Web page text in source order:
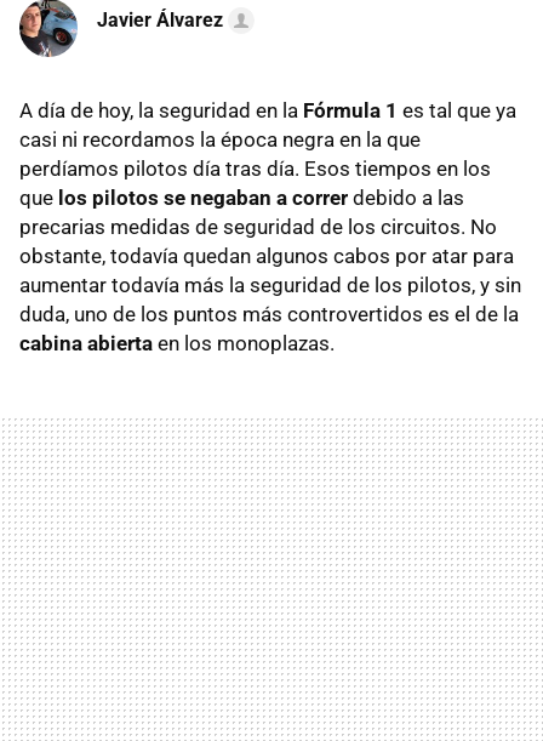
Javier Álvarez
A día de hoy, la seguridad en la Fórmula 1 es tal que ya
casi ni recordamos la época negra en la que
perdíamos pilotos día tras día. Esos tiempos en los
que los pilotos se negaban a correr debido a las
precarias medidas de seguridad de los circuitos. No
obstante, todavía quedan algunos cabos por atar para
aumentar todavía más la seguridad de los pilotos, y sin
duda, uno de los puntos más controvertidos es el de la
cabina abierta en los monoplazas.